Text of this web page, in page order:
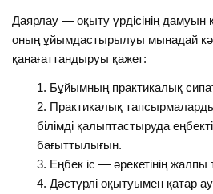
Даярлау — оқыту үрдісінің дамуын
оның ұйымдастырылуы мынадай
қанағаттандыруы қажет:
Бұйымның практикалық
Практикалық
білімді қалыптастыруда
бағыттылығын.
Еңбек іс — әрекетінің жалпы
Дәстүрлі оқытуымен қатар